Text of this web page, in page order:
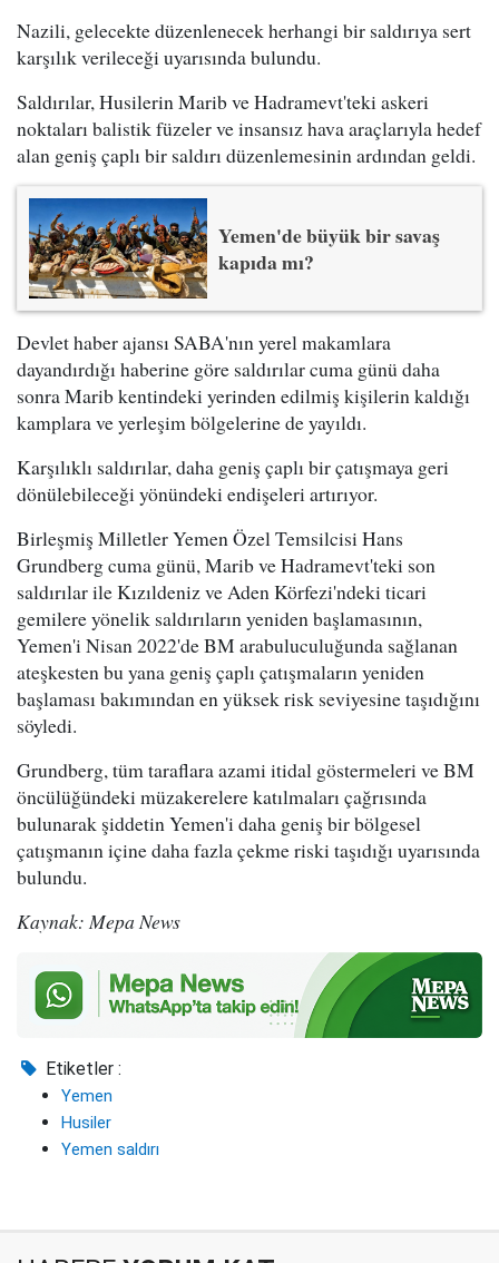
Nazili, gelecekte düzenlenecek herhangi bir saldırıya sert
karşılık verileceği uyarısında bulundu.
Saldırılar, Husilerin Marib ve Hadramevt'teki askeri
noktaları balistik füzeler ve insansız hava araçlarıyla hedef
alan geniş çaplı bir saldırı düzenlemesinin ardından geldi.
Yemen'de büyük bir savaş
kapıda mı?
Devlet haber ajansı SABA'nın yerel makamlara
dayandırdığı haberine göre saldırılar cuma günü daha
sonra Marib kentindeki yerinden edilmiş kişilerin kaldığı
kamplara ve yerleşim bölgelerine de yayıldı.
Karşılıklı saldırılar, daha geniş çaplı bir çatışmaya geri
dönülebileceği yönündeki endişeleri artırıyor.
Birleşmiş Milletler Yemen Özel Temsilcisi Hans
Grundberg cuma günü, Marib ve Hadramevt'teki son
saldırılar ile Kızıldeniz ve Aden Körfezi'ndeki ticari
gemilere yönelik saldırıların yeniden başlamasının,
Yemen'i Nisan 2022'de BM arabuluculuğunda sağlanan
ateşkesten bu yana geniş çaplı çatışmaların yeniden
başlaması bakımından en yüksek risk seviyesine taşıdığını
söyledi.
Grundberg, tüm taraflara azami itidal göstermeleri ve BM
öncülüğündeki müzakerelere katılmaları çağrısında
bulunarak şiddetin Yemen'i daha geniş bir bölgesel
çatışmanın içine daha fazla çekme riski taşıdığı uyarısında
bulundu.
Kaynak: Mepa News
Etiketler :
Yemen
Husiler
Yemen saldırı